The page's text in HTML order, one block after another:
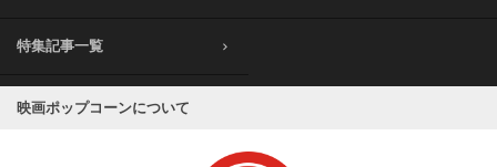
特集記事一覧
映画ポップコーンについて